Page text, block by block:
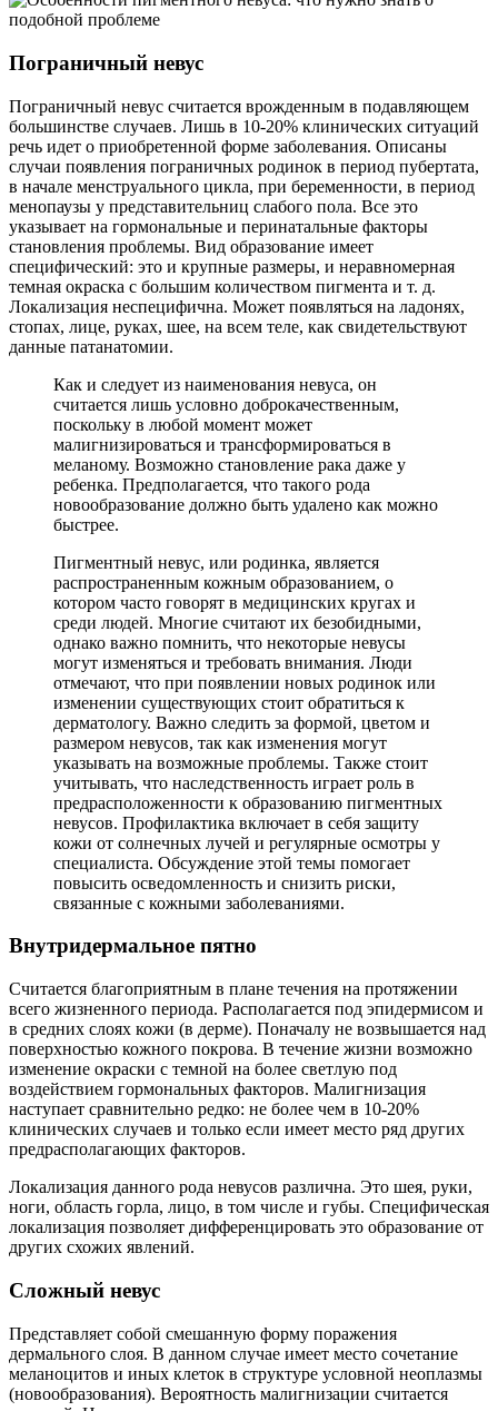
Пограничный невус
Пограничный невус считается врожденным в подавляющем
большинстве случаев. Лишь в 10-20% клинических ситуаций
речь идет о приобретенной форме заболевания. Описаны
случаи появления пограничных родинок в период пубертата,
в начале менструального цикла, при беременности, в период
менопаузы у представительниц слабого пола. Все это
указывает на гормональные и перинатальные факторы
становления проблемы. Вид образование имеет
специфический: это и крупные размеры, и неравномерная
темная окраска с большим количеством пигмента и т. д.
Локализация неспецифична. Может появляться на ладонях,
стопах, лице, руках, шее, на всем теле, как свидетельствуют
данные патанатомии.
Как и следует из наименования невуса, он
считается лишь условно доброкачественным,
поскольку в любой момент может
малигнизироваться и трансформироваться в
меланому. Возможно становление рака даже у
ребенка. Предполагается, что такого рода
новообразование должно быть удалено как можно
быстрее.
Пигментный невус, или родинка, является
распространенным кожным образованием, о
котором часто говорят в медицинских кругах и
среди людей. Многие считают их безобидными,
однако важно помнить, что некоторые невусы
могут изменяться и требовать внимания. Люди
отмечают, что при появлении новых родинок или
изменении существующих стоит обратиться к
дерматологу. Важно следить за формой, цветом и
размером невусов, так как изменения могут
указывать на возможные проблемы. Также стоит
учитывать, что наследственность играет роль в
предрасположенности к образованию пигментных
невусов. Профилактика включает в себя защиту
кожи от солнечных лучей и регулярные осмотры у
специалиста. Обсуждение этой темы помогает
повысить осведомленность и снизить риски,
связанные с кожными заболеваниями.
Внутридермальное пятно
Считается благоприятным в плане течения на протяжении
всего жизненного периода. Располагается под эпидермисом и
в средних слоях кожи (в дерме). Поначалу не возвышается над
поверхностью кожного покрова. В течение жизни возможно
изменение окраски с темной на более светлую под
воздействием гормональных факторов. Малигнизация
наступает сравнительно редко: не более чем в 10-20%
клинических случаев и только если имеет место ряд других
предрасполагающих факторов.
Локализация данного рода невусов различна. Это шея, руки,
ноги, область горла, лицо, в том числе и губы. Специфическая
локализация позволяет дифференцировать это образование от
других схожих явлений.
Сложный невус
Представляет собой смешанную форму поражения
дермального слоя. В данном случае имеет место сочетание
меланоцитов и иных клеток в структуре условной неоплазмы
(новообразования). Вероятность малигнизации считается